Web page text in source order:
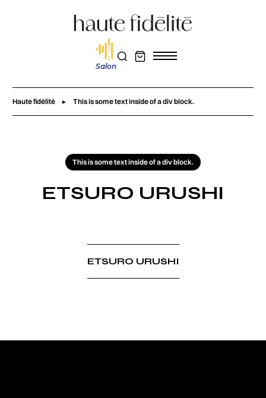
Salon
Haute fidélité This is some text inside of a div block.
This is some text inside of a div block.
ETSURO URUSHI
ETSURO URUSHI